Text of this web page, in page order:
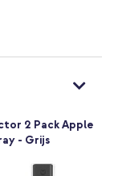
schoonmaak kit
2 Pack Apple
- Grijs